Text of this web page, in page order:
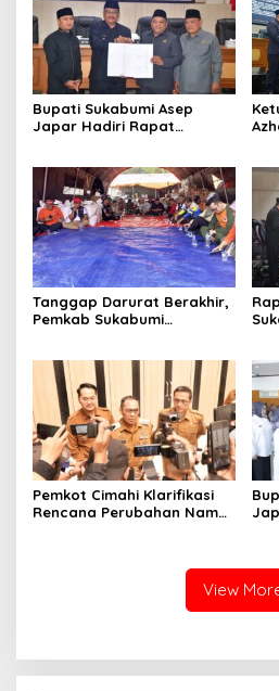
Bupati Sukabumi Asep
Japar Hadiri Rapat
Disabilitas
Tanggap Darurat Berakhir,
Pemkab Sukabumi
Pemkot Cimahi Klarifikasi
Rencana Perubahan Nama
View